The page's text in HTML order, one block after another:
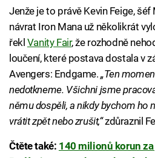
Jenže je to právě Kevin Feige,
návrat Iron Mana už několikrát
řekl Vanity Fair, že rozhodně
loučení, které postava dostala v
Avengers: Endgame. „Ten
nedotkneme. Všichni jsme
němu dospěli, a nikdy bychom ho
vrátit zpět nebo zrušit,“zdůraznil
Čtěte také: 140 milionů korun